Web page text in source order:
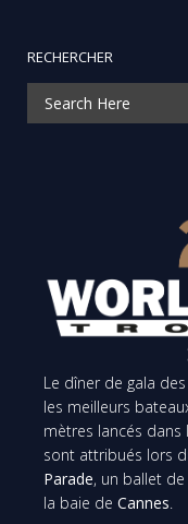
RECHERCHER
Le dîner de gala des
les meilleurs
mètres lancés dans
sont attribués lors
Parade, un ballet
la baie de Cannes.